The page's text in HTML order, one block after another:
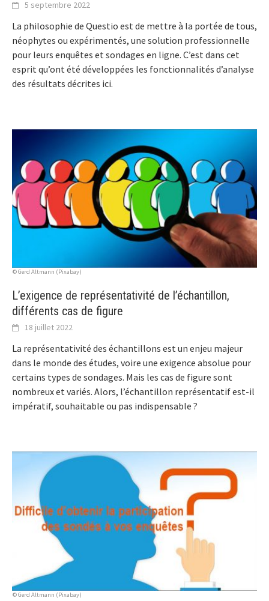
5 septembre 2022
La philosophie de Questio est de mettre à la portée de tous,
néophytes ou expérimentés, une solution professionnelle
pour leurs enquêtes et sondages en ligne. C’est dans cet
esprit qu’ont été développées les fonctionnalités d’analyse
des résultats décrites ici.
© Gerd Altmann (Pixabay)
L’exigence de représentativité de l’échantillon,
différents cas de figure
18 juillet 2022
La représentativité des échantillons est un enjeu majeur
dans le monde des études, voire une exigence absolue pour
certains types de sondages. Mais les cas de figure sont
nombreux et variés. Alors, l’échantillon représentatif est-il
impératif, souhaitable ou pas indispensable ?
© Gerd Altmann (Pixabay)